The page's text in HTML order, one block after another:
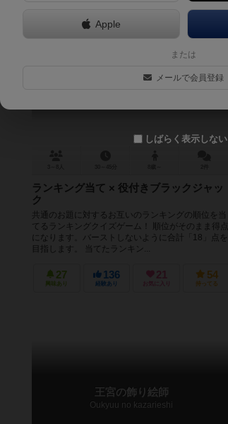
あなたランキング7
6.3
ランキング当て × 役付きブラックジャッ
ク
共通のお題に対するお互いのランキングの順位を当
てるランキングクイズゲーム！ 順位がそのまま得点
になります。バーストしないように合計「18」点を
目指します。 当てたランキン...
27
興味あり
136
経験あり
21
お気に入り
54
持ってる
王宮の飾り絵師
Oukyuu no kazarieshi
Apple
または
メールで会員登録
しばらく表示しない